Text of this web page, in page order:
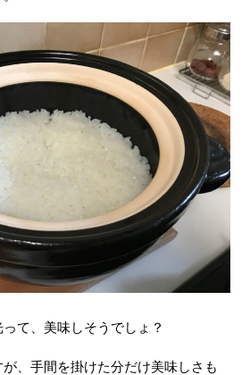
て、美味しそうでしょ？
、手間を掛けた分だけ美味しさも